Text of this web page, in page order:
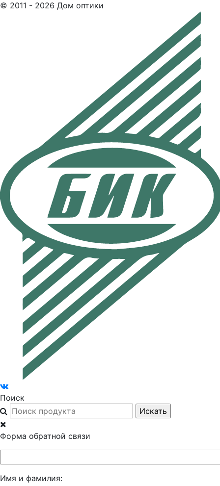
© 2011 - 2026 Дом оптики
Поиск
Форма обратной связи
Имя и фамилия: